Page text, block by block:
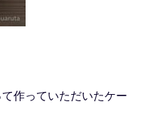
作っていただいたケー